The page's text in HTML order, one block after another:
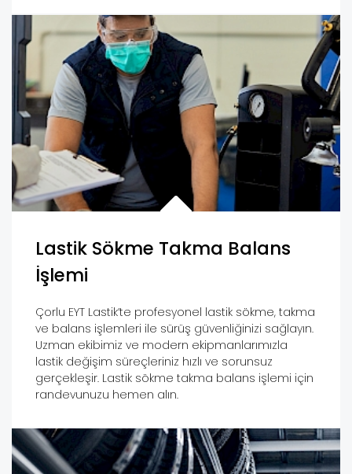
Lastik Sökme Takma Balans
İşlemi
Çorlu EYT Lastik’te profesyonel lastik sökme, takma
ve balans işlemleri ile sürüş güvenliğinizi sağlayın.
Uzman ekibimiz ve modern ekipmanlarımızla
lastik değişim süreçleriniz hızlı ve sorunsuz
gerçekleşir. Lastik sökme takma balans işlemi için
randevunuzu hemen alın.